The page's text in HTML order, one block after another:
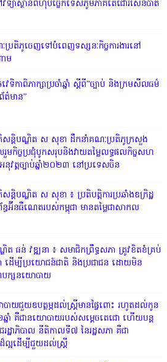
យាស្ថានពហុបច្ចេកទេសភូមិភាគតេជោរសែនបាត់
ប្រតិភូចេញទៅបំពេញទស្សនៈកិច្ចការងារនៅ
ម
ទិកាពិភាក្សាប្រចាំឆ្នាំ ស្តីពី”ច្បាប់ និងក្រមសីលធម៌
ព័ត៌មាន”
សន្តិបណ្ឌិត ស សុខា ដឹកនាំគណៈប្រតិភូក្រសួង
រួមកិច្ចប្រជុំបូកសរុបនិងវាយតម្លៃលទ្ធផលកិច្ចសហ
អនុវត្តច្បាប់ឆ្នាំ២០២៣ នៅប្រទេសចិន
ន្តិបណ្ឌិត ស សុខា ៖ ប្រតិបត្តិការប្រឆាំងឧក្រិដ្ឋ
ន្ធអ៊ីនធឺណេតរបស់កម្ពុជា មានតម្លៃជាសាកល
ត ធន់ វឌ្ឍនា ៖ សមាជិកព្រឹទ្ធសភា ត្រូវខិតខំគ្រប់
នា ដើម្បីប្រយោជន៍ជាតិ និងប្រជាជន ដោយមិន
ក្សនយោបាយ
យជួយឧបត្ថម្ភដល់ស្រ្តីមានផ្ទៃពោះ រហូតដល់កូន
នាំ គឺជានយោបាយរបស់សម្តេចតេជោ ហើយបន្ត
ដ្ឋាភិបាល នីតិកាលទី៧ នៃរដ្ឋសភា​ គឺជា
អដើម្បីជួយដល់ស្រ្តី